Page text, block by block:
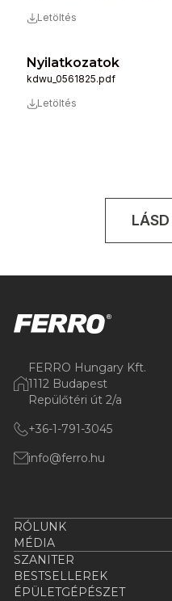
Letöltés
Nyilatkozatok
kdwu_0561825.pdf
Letöltés
FERRO Hungary Kft.
1112 Budapest
Repülőtéri út 2/a
+36-1-791-3045
info@ferro.hu
RÓLUNK
MÉDIA
SZANITER
BESTSELLEREK
ÉPÜLETGÉPÉSZET